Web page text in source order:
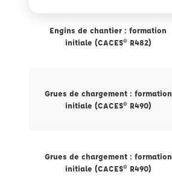
Engins de chantier : formation
initiale (CACES® R482)
Grues de chargement : formation
initiale (CACES® R490)
Grues de chargement : formation
initiale (CACES® R490)